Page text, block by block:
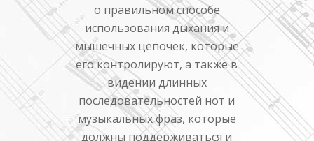
о правильном способе
использования дыхания и
мышечных цепочек, которые
его контролируют, а также в
видении длинных
последовательностей нот и
музыкальных фраз, которые
должны поддерживаться и